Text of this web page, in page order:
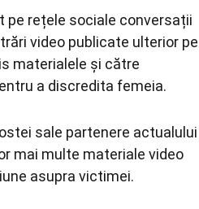
pe rețele sociale conversații
video publicate ulterior pe
materialele și către
a discredita femeia.
sale partenere actualului
mai multe materiale video
asupra victimei.